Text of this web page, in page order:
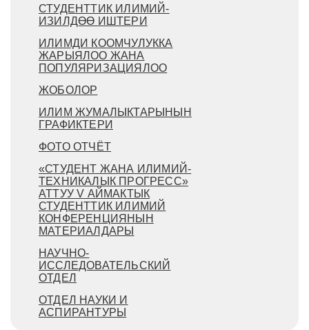
СТУДЕНТТИК ИЛИМИЙ-
ИЗИЛДӨӨ ИШТЕРИ
ИЛИМДИ КООМЧУЛУККА
ЖАРЫЯЛОО ЖАНА
ПОПУЛЯРИЗАЦИЯЛОО
ЖОБОЛОР
ИЛИМ ЖУМАЛЫКТАРЫНЫН
ГРАФИКТЕРИ
ФОТО ОТЧЁТ
«СТУДЕНТ ЖАНА ИЛИМИЙ-
ТЕХНИКАЛЫК ПРОГРЕСС»
АТТУУ V АЙМАКТЫК
СТУДЕНТТИК ИЛИМИЙ
КОНФЕРЕНЦИЯНЫН
МАТЕРИАЛДАРЫ
НАУЧНО-
ИССЛЕДОВАТЕЛЬСКИЙ
ОТДЕЛ
ОТДЕЛ НАУКИ И
АСПИРАНТУРЫ